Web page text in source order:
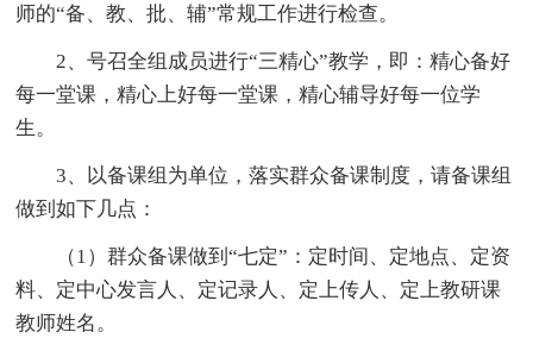
师的“备、教、批、辅”常规工作进行检查。
2、号召全组成员进行“三精心”教学，即：精心备好
每一堂课，精心上好每一堂课，精心辅导好每一位学
生。
3、以备课组为单位，落实群众备课制度，请备课组
做到如下几点：
（1）群众备课做到“七定”：定时间、定地点、定资
料、定中心发言人、定记录人、定上传人、定上教研课
教师姓名。